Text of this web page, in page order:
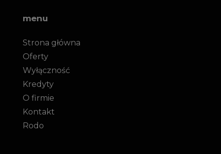
menu
Strona główna
Oferty
Wyłączność
Kredyty
O firmie
Kontakt
Rodo